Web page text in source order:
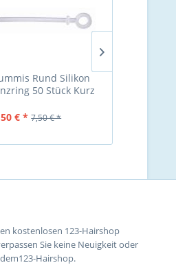
Rund Silikon
50 Stück Kurz
€ * 7,50 € *
kostenlosen 123-Hairshop
Sie keine Neuigkeit oder
Hairshop.